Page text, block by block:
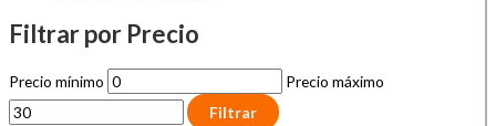
Filtrar por Precio
Precio mínimo
Precio máximo
Filtrar